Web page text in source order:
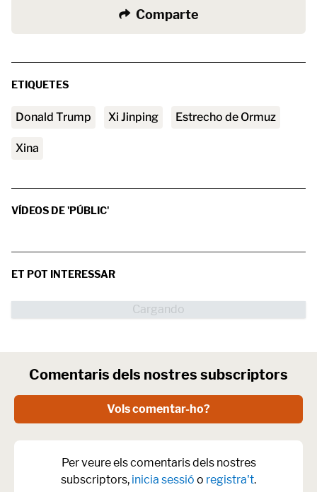
Comparte
ETIQUETES
Donald Trump Xi Jinping Estrecho de Ormuz
Xina
VÍDEOS DE 'PÚBLIC'
ET POT INTERESSAR
Comentaris dels nostres subscriptors
Vols comentar-ho?
Per veure els comentaris dels nostres
subscriptors, inicia sessió o registra't.